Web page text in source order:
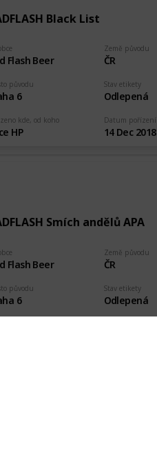
Black List
Flash Beer
Země původu
ČR
kde, od koho
HP
Stav etikety
Odlepená
Datum pořízení
14 Dec 2018
původu
6
Smích andělů APA
Flash Beer
Země původu
ČR
Stav etikety
Odlepená
původu
6